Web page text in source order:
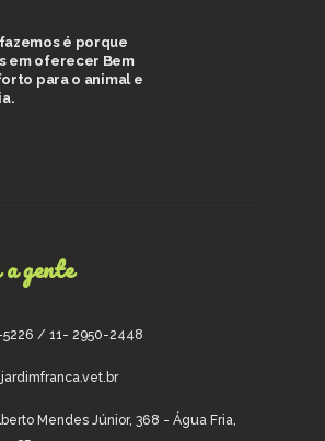
é porque
em oferecer Bem
para o animal e
gente
5226 / 11- 2950-2448
Mendes Júnior, 368 - Água Fria,